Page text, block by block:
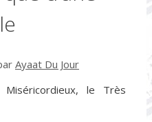
Ayaat Du Jour
le Très